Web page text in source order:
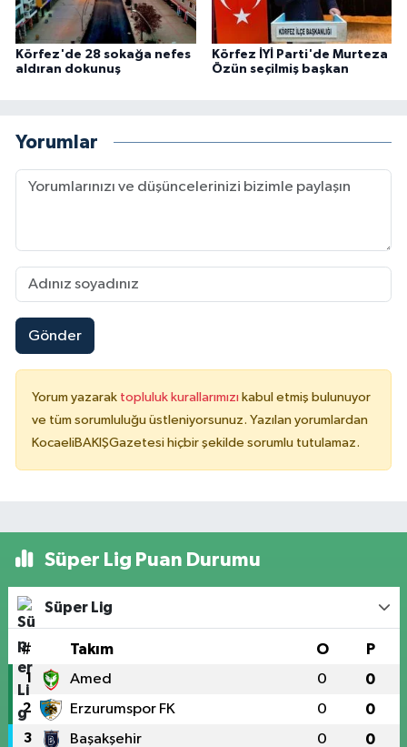
Körfez'de 28 sokağa nefes
aldıran dokunuş
Körfez İYİ Parti'de Murteza
Özün seçilmiş başkan
Yorumlar
Gönder
Yorum yazarak topluluk kurallarımızı kabul etmiş bulunuyor
ve tüm sorumluluğu üstleniyorsunuz. Yazılan yorumlardan
KocaeliBAKIŞGazetesi hiçbir şekilde sorumlu tutulamaz.
Süper Lig Puan Durumu
Süper Lig
# Takım O P
1 Amed 0 0
2 Erzurumspor FK 0 0
3 Başakşehir 0 0